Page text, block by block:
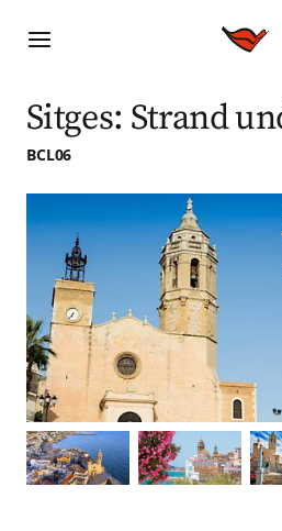
Sitges: Strand
BCL06